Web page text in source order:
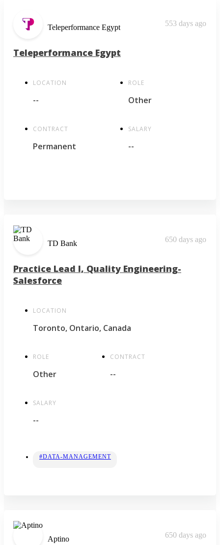
Teleperformance Egypt 553 days ago
Teleperformance Egypt
LOCATION
--
ROLE
Other
CONTRACT
Permanent
SALARY
--
TD Bank 650 days ago
Practice Lead I, Quality Engineering-
Salesforce
LOCATION
Toronto, Ontario, Canada
ROLE
Other
CONTRACT
--
SALARY
--
#DATA-MANAGEMENT
Aptino 650 days ago